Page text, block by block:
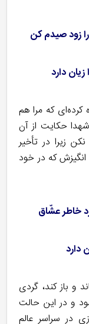
زود صیدم کن
دارد
کرده‌ای که مرا هم
حکایت از آن
زیرا در تأخیر
که در خود
خاطر عشّاق
دارد
و باز کند، گردی
و در این حالت
در سراسر عالم